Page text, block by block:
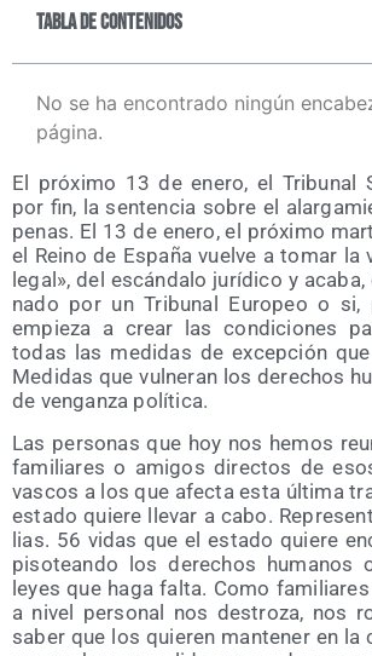
Tabla de contenidos
No se ha encontrado ningún
página.
El pró­xi­mo 13 de enero, el Tri­bu­nal
por fin, la sen­ten­cia sobre el
penas. El 13 de enero, el pró­xi­mo
el Rei­no de Espa­ña vuel­ve a tomar la
legal», del escán­da­lo jurí­di­co y
na­do por un Tri­bu­nal Euro­peo o
empie­za a crear las con­di­cio­nes
todas las medi­das de excep­ción
Medi­das que vul­ne­ran los dere­chos
de ven­gan­za política.
Las per­so­nas que hoy nos hemos
fami­lia­res o ami­gos direc­tos de
vas­cos a los que afec­ta esta últi­ma
esta­do quie­re lle­var a cabo.
lias. 56 vidas que el esta­do quie­re
piso­tean­do los dere­chos huma­nos
leyes que haga fal­ta. Como
a nivel per­so­nal nos des­tro­za, nos
saber que los quie­ren man­te­ner en la